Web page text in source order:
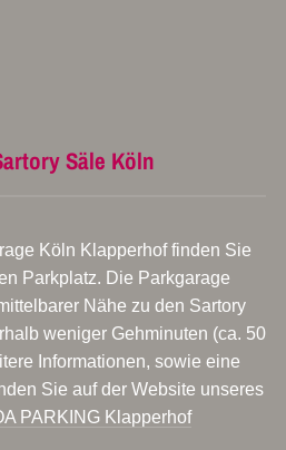
Säle Köln
Köln Klapperhof finden Sie
Parkplatz. Die Parkgarage
Nähe zu den Sartory
weniger Gehminuten (ca. 50
Informationen, sowie eine
Sie auf der Website unseres
PARKING Klapperhof